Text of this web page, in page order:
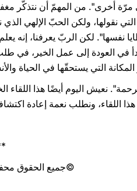
أخرى". من المهمّ أن نتذكّر مغفرة
نقولها، ولكن الحبّ الإلهي
نفسها". لكن الربّ يعرفنا، إنه
في العودة إلى عمل الخير، في
التي يستحقّها في الحياة
نعيش اليوم أيضًا هذا
اللقاء، ونطلب نعمة إعادة
©جميع الحقوق